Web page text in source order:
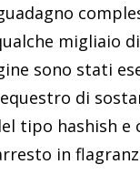
migliaio
sono stati
di
tipo hashish e
in